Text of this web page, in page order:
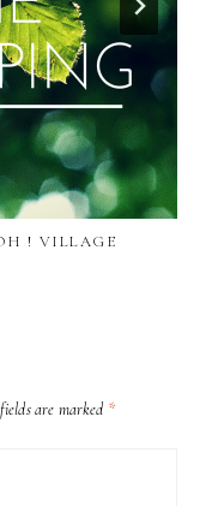
! VILLAGE
are marked *